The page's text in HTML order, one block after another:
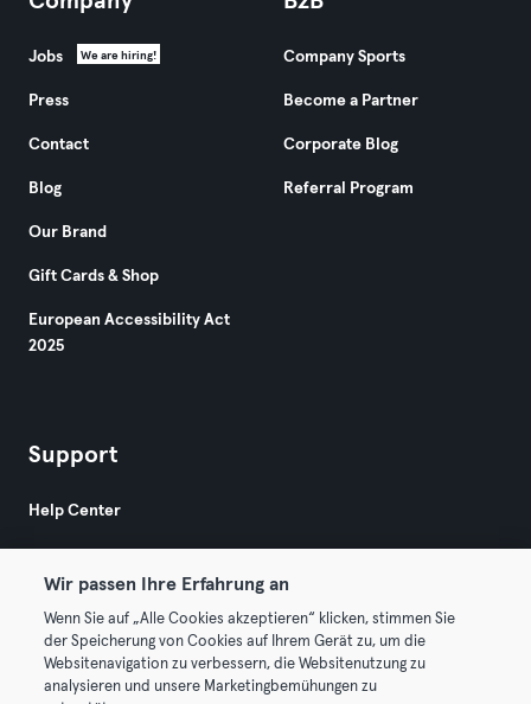
Jobs We are hiring!
Press
Contact
Blog
Our Brand
Gift Cards & Shop
European Accessibility Act
2025
Company Sports
Become a Partner
Corporate Blog
Referral Program
Support
Help Center
© 2026 Urban Sports Group GmbH. All rights reserved.
Wir passen Ihre Erfahrung an
Wenn Sie auf „Alle Cookies akzeptieren“ klicken, stimmen Sie
der Speicherung von Cookies auf Ihrem Gerät zu, um die
Websitenavigation zu verbessern, die Websitenutzung zu
analysieren und unsere Marketingbemühungen zu